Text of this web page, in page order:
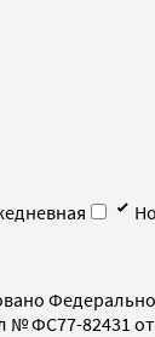
ФС77-82431 от